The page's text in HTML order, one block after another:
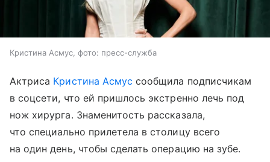
Кристина Асмус, фото: пресс-служба
Актриса Кристина Асмус сообщила подписчикам
в соцсети, что ей пришлось экстренно лечь под
нож хирурга. Знаменитость рассказала,
что специально прилетела в столицу всего
на один день, чтобы сделать операцию на зубе.